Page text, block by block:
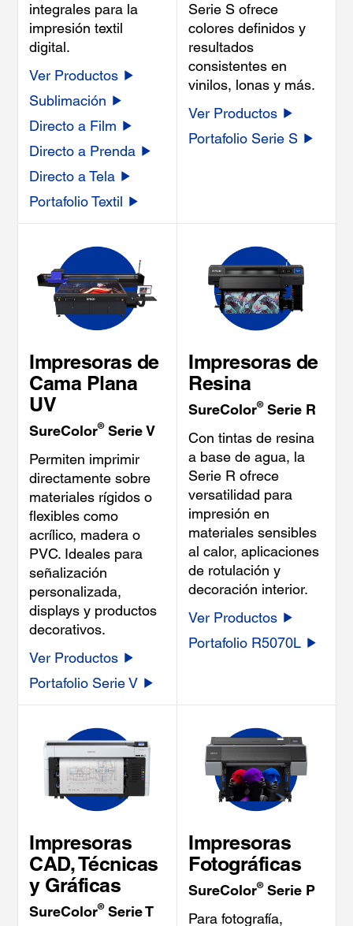
integrales para la
impresión textil
digital.
Ver Productos
Sublimación
Directo a Film
Directo a Prenda
Directo a Tela
Portafolio Textil
Serie S ofrece
colores definidos y
resultados
consistentes en
vinilos, lonas y más.
Ver Productos
Portafolio Serie S
Impresoras de
Cama Plana
UV
SureColor®Serie V
Permiten imprimir
directamente sobre
materiales rígidos o
flexibles como
acrílico, madera o
PVC. Ideales para
señalización
personalizada,
displays y productos
decorativos.
Ver Productos
Portafolio Serie V
Impresoras de
Resina
SureColor®Serie R
Con tintas de resina
a base de agua, la
Serie R ofrece
versatilidad para
impresión en
materiales sensibles
al calor, aplicaciones
de rotulación y
decoración interior.
Ver Productos
Portafolio R5070L
Impresoras
CAD, Técnicas
y Gráficas
SureColor®Serie T
Impresoras
Fotográficas
SureColor®Serie P
Para fotografía,